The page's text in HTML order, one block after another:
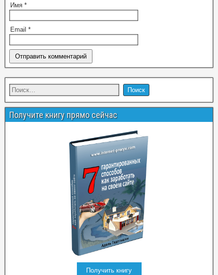
Имя *
Email *
Получите книгу прямо сейчас
Получить книгу